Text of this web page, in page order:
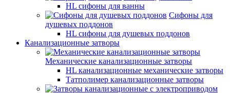
HL сифоны для ванны
Сифоны для
душевых поддонов
HL сифоны для душевых поддонов
Канализационные затворы
Механические канализационные затворы
HL канализационные механические затворы
Татполимер канализационные затворы